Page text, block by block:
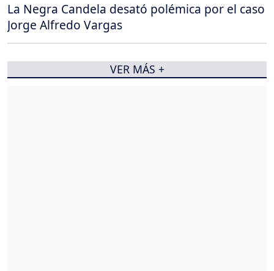
La Negra Candela desató polémica por el caso
Jorge Alfredo Vargas
VER MÁS +